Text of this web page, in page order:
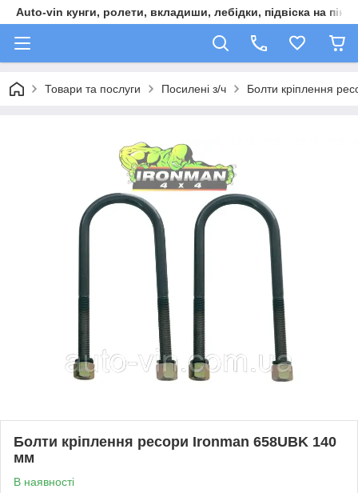
Auto-vin кунги, ролети, вкладиши, лебідки, підвіска на пікап
Товари та послуги Посилені з/ч Болти кріплення
Болти кріплення ресори Ironman 658UBK 140
мм
В наявності